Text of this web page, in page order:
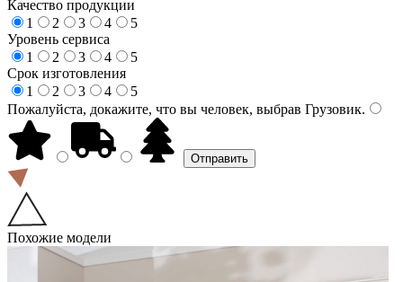
Качество продукции
1
2 3 4
5
Уровень сервиса
1
2 3 4
5
Срок изготовления
1
2 3 4
5
Пожалуйста, докажите, что вы человек, выбрав Грузовик.
Похожие модели